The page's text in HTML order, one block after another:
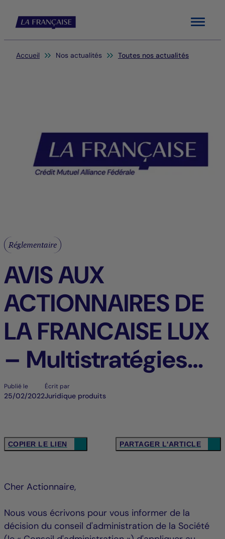
Menu
Vous êtes ici:
Accueil Nos actualités Toutes nos actualités
Réglementaire
AVIS AUX
ACTIONNAIRES DE
LA FRANCAISE LUX
– Multistratégies
Obligataires (LE «
FR > FR
Publié le
25/02/2022
Écrit par
Juridique produits
COPIER LE LIEN PARTAGER L'ARTICLE
Cher Actionnaire,
Nous vous écrivons pour vous informer de la
décision du conseil d'administration de la Société